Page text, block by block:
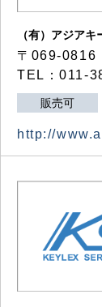
（有）アジア
〒069-0816
TEL：011-
販売可
http://